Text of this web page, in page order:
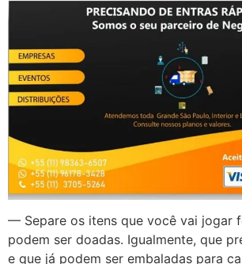
— Separe os itens que você vai jogar
podem ser doadas. Igualmente, que
e que já podem ser embaladas para